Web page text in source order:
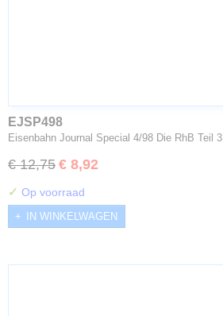
EJSP498
Eisenbahn Journal Special 4/98 Die RhB Teil 3
€ 12,75 € 8,92
✓ Op voorraad
IN WINKELWAGEN